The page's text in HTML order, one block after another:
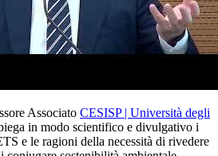
Associato CESISP | Università degli
in modo scientifico e divulgativo i
e le ragioni della necessità di rivedere